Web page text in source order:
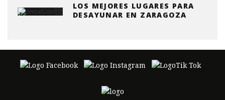
LOS MEJORES LUGARES PARA
DESAYUNAR EN ZARAGOZA